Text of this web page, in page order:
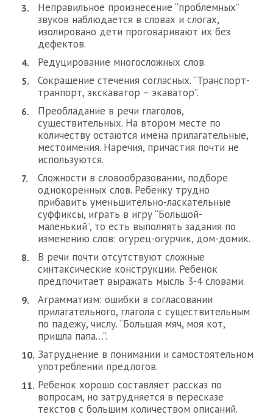
Неправильное произнесение “проблемных”
звуков наблюдается в словах и слогах,
изолировано дети проговаривают их без
дефектов.
Редуцирование многосложных слов.
Сокращение стечения согласных. “Транспорт-
транпорт, экскаватор – экаватор”.
Преобладание в речи глаголов,
существительных. На втором месте по
количеству остаются имена прилагательные,
местоимения. Наречия, причастия почти не
используются.
Сложности в словообразовании, подборе
однокоренных слов. Ребенку трудно
прибавить уменьшительно-ласкательные
суффиксы, играть в игру “Большой-
маленький”, то есть выполнять задания по
изменению слов: огурец-огурчик, дом-домик.
В речи почти отсутствуют сложные
синтаксические конструкции. Ребенок
предпочитает выражать мысль 3-4 словами.
Аграмматизм: ошибки в согласовании
прилагательного, глагола с существительным
по падежу, числу. “Большая мяч, моя кот,
пришла папа…”.
Затруднение в понимании и самостоятельном
употреблении предлогов.
Ребенок хорошо составляет рассказ по
вопросам, но затрудняется в пересказе
текстов с большим количеством описаний.